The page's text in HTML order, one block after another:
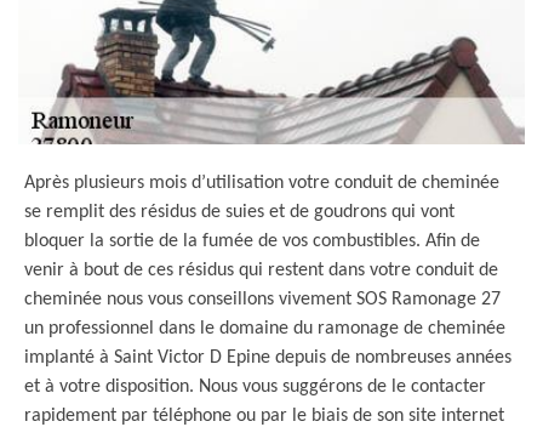
Après plusieurs mois d’utilisation votre conduit de cheminée
se remplit des résidus de suies et de goudrons qui vont
bloquer la sortie de la fumée de vos combustibles. Afin de
venir à bout de ces résidus qui restent dans votre conduit de
cheminée nous vous conseillons vivement SOS Ramonage 27
un professionnel dans le domaine du ramonage de cheminée
implanté à Saint Victor D Epine depuis de nombreuses années
et à votre disposition. Nous vous suggérons de le contacter
rapidement par téléphone ou par le biais de son site internet